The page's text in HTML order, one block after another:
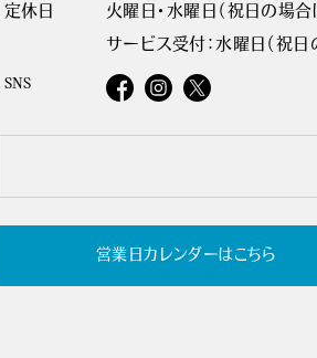
定休日
火曜日・水曜日（祝日の場合
サービス受付：水曜日（祝日
SNS
営業日カレンダーはこちら